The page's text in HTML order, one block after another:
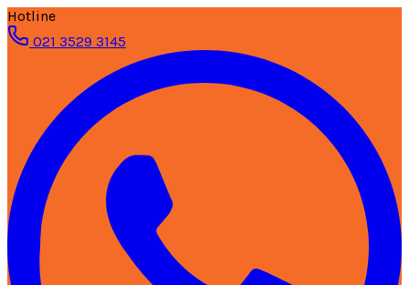
Hotline
021 3529 3145